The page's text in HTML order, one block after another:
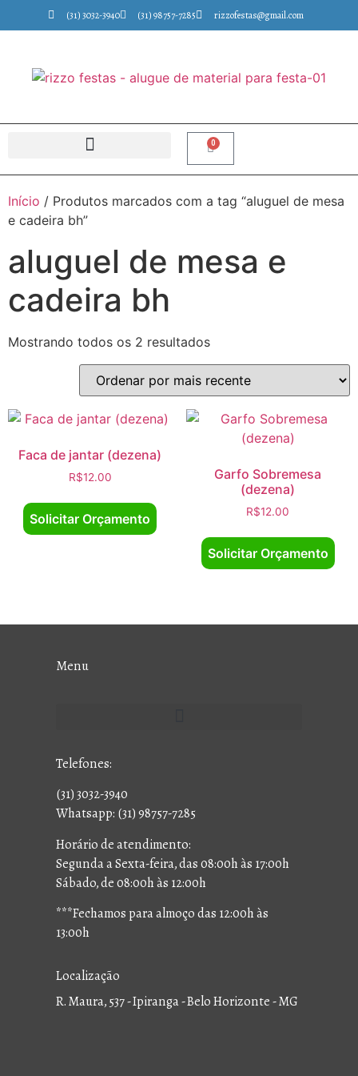
(31) 3032-3940 (31) 98757-7285 rizzofestas@gmail.com
0
Início / Produtos marcados com a tag “aluguel de mesa
e cadeira bh”
aluguel de mesa e
cadeira bh
Mostrando todos os 2 resultados
Faca de jantar (dezena)
R$12.00
Solicitar Orçamento
Garfo Sobremesa
(dezena)
R$12.00
Solicitar Orçamento
Menu
Telefones:
(31) 3032-3940
Whatsapp: (31) 98757-7285
Horário de atendimento:
Segunda a Sexta-feira, das 08:00h às 17:00h
Sábado, de 08:00h às 12:00h
***Fechamos para almoço das 12:00h às
13:00h
Localização
R. Maura, 537 - Ipiranga - Belo Horizonte - MG